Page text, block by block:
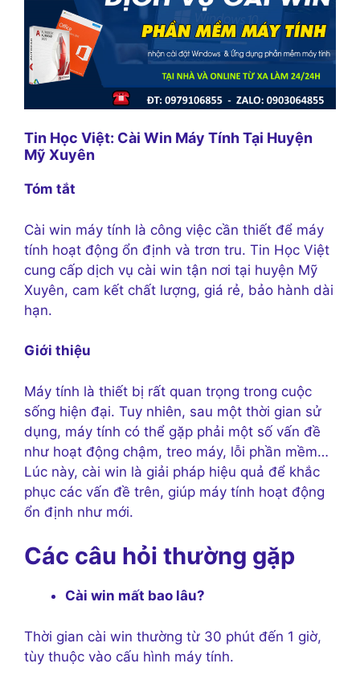
Tin Học Việt: Cài Win Máy Tính Tại Huyện
Mỹ Xuyên
Tóm tắt
Cài win máy tính là công việc cần thiết để máy
tính hoạt động ổn định và trơn tru. Tin Học Việt
cung cấp dịch vụ cài win tận nơi tại huyện Mỹ
Xuyên, cam kết chất lượng, giá rẻ, bảo hành dài
hạn.
Giới thiệu
Máy tính là thiết bị rất quan trọng trong cuộc
sống hiện đại. Tuy nhiên, sau một thời gian sử
dụng, máy tính có thể gặp phải một số vấn đề
như hoạt động chậm, treo máy, lỗi phần mềm…
Lúc này, cài win là giải pháp hiệu quả để khắc
phục các vấn đề trên, giúp máy tính hoạt động
ổn định như mới.
Các câu hỏi thường gặp
Cài win mất bao lâu?
Thời gian cài win thường từ 30 phút đến 1 giờ,
tùy thuộc vào cấu hình máy tính.